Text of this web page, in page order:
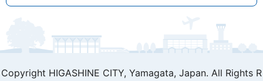
Copyright HIGASHINE CITY, Yamagata, Japan. All Rights R